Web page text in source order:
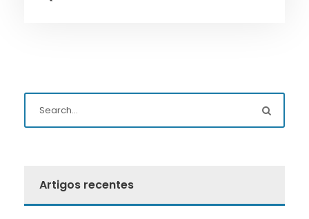
Artigos recentes